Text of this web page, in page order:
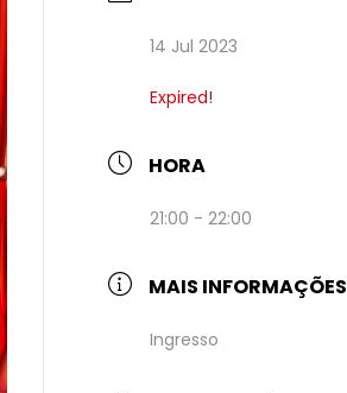
14 Jul 2023
Expired!
HORA
21:00 - 22:00
MAIS INFORMAÇÕES
Ingresso